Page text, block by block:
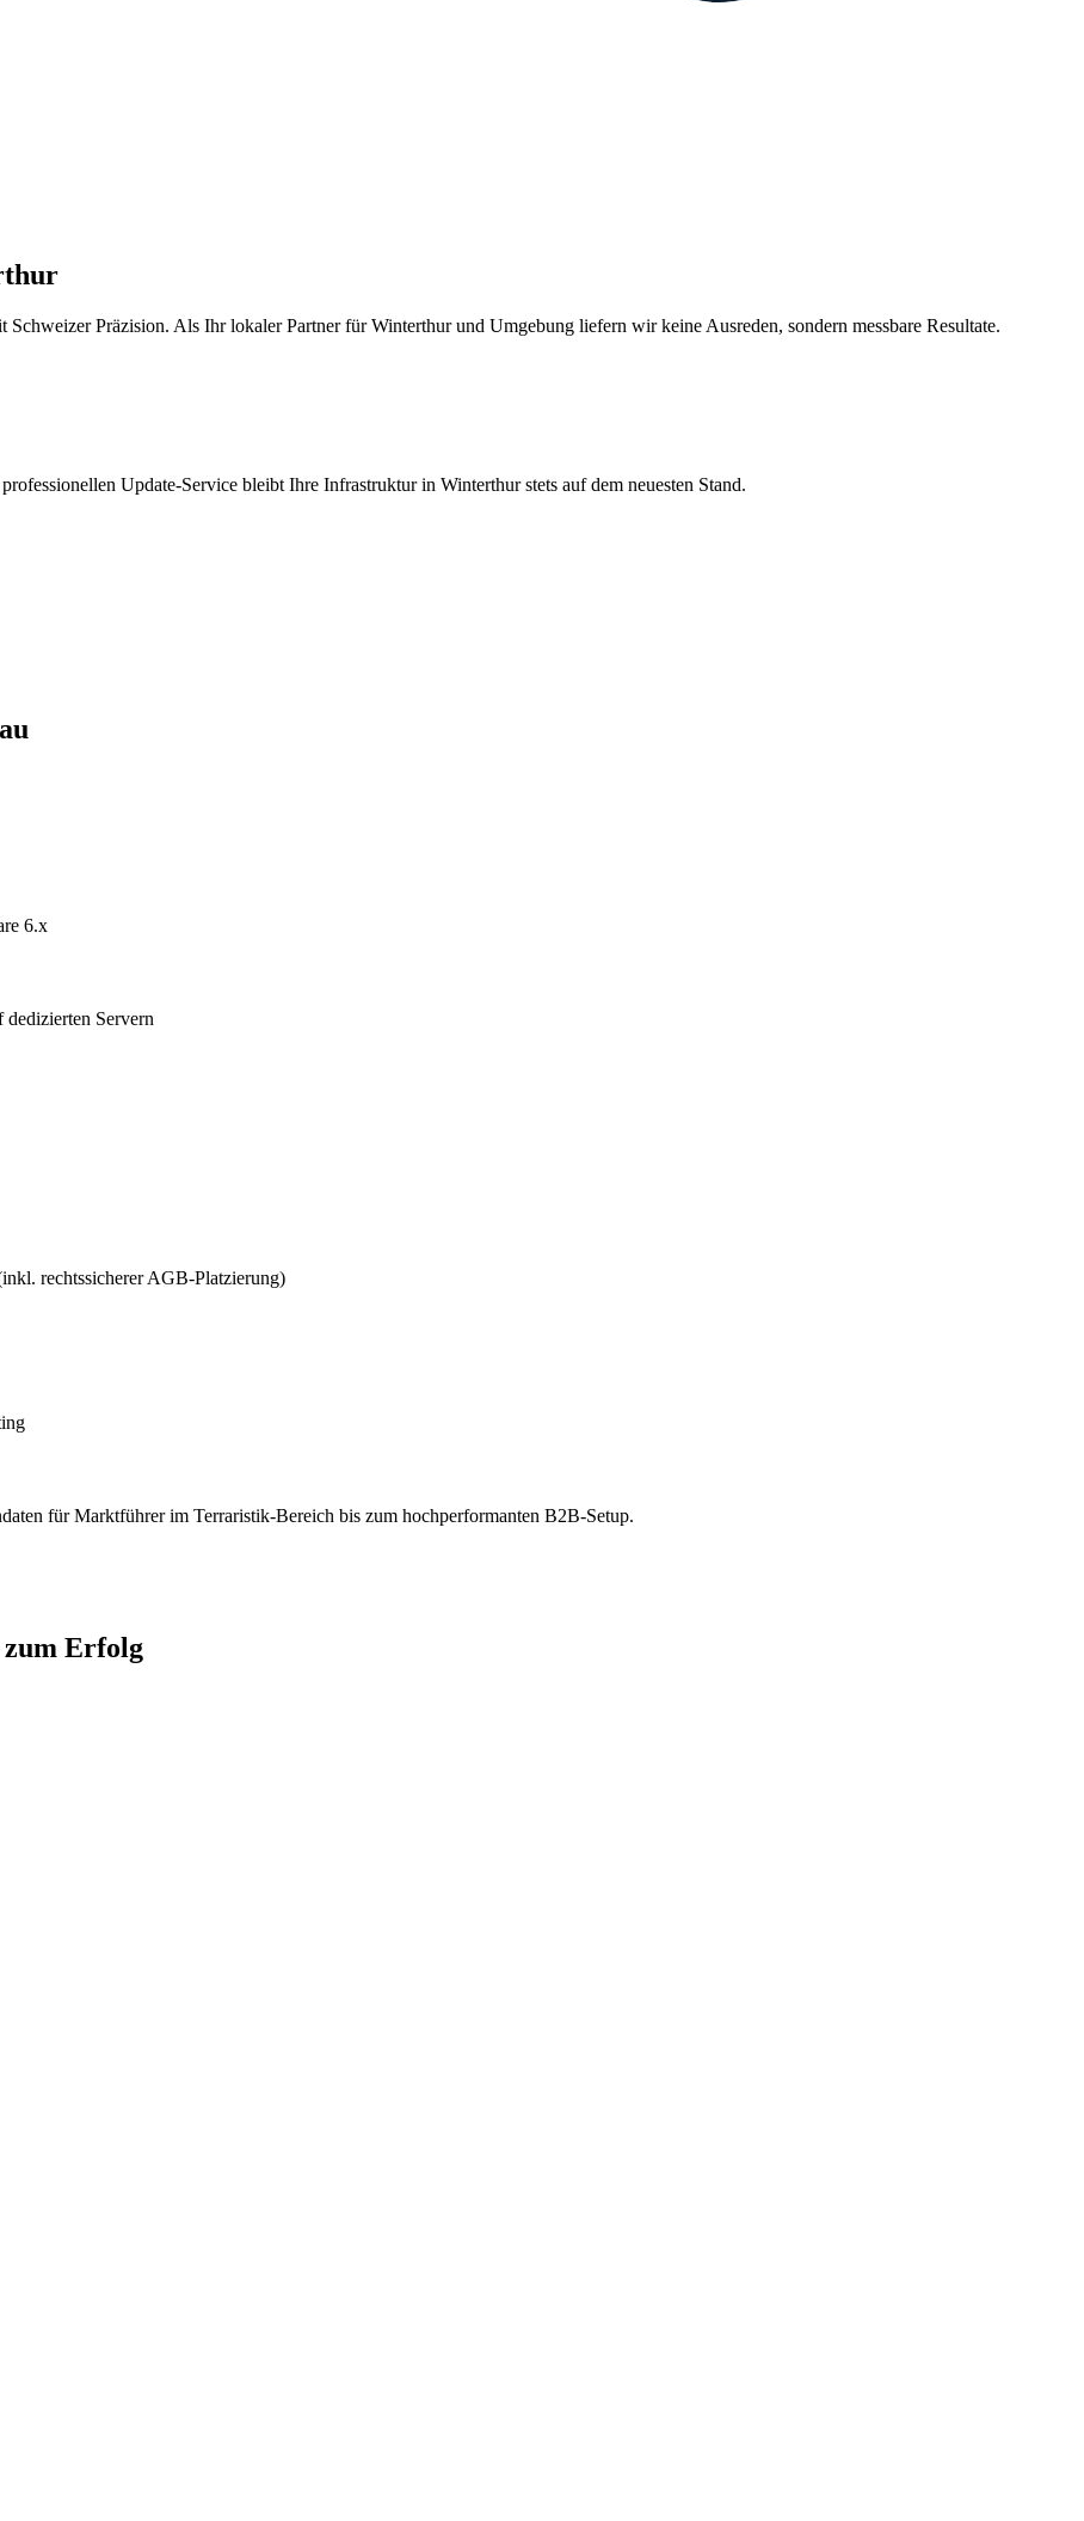
Schweizer Präzision. Als Ihr lokaler Partner fürWinterthurund Umgebung liefern wir keine Ausreden, sondern messbare Resultate.
Update-Service bleibt Ihre Infrastruktur in Winterthur stets auf dem neuesten Stand.
6.x
Servern
rechtssicherer AGB-Platzierung)
für Marktführer im Terraristik-Bereich bis zum hochperformanten B2B-Setup.
zum Erfolg